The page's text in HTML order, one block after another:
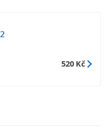
520 Kč